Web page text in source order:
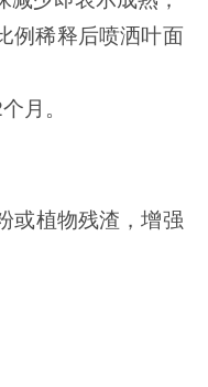
例稀释后喷洒叶面
月。
或植物残渣，增强